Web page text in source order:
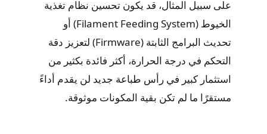
على سبيل المثال، قد يكون تحسين نظام تغذية
الخيوط (Filament Feeding System) أو
تحديث البرامج الثابتة (Firmware) لتعزيز دقة
التحكم في درجة الحرارة، أكثر فائدة بكثير من
استثمار كبير في رأس طباعة جديد لن يقدم أداءً
مستقرًا ما لم تكن بقية المكونات موثوقة.